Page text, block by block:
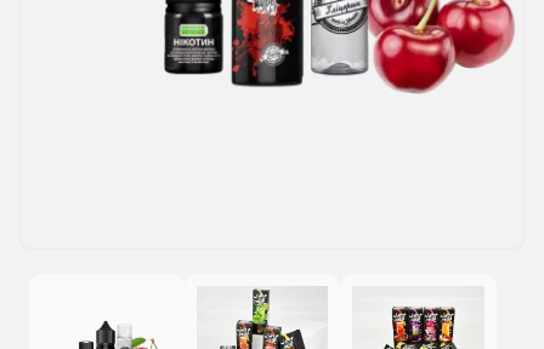
Рідини для електронних сигарет